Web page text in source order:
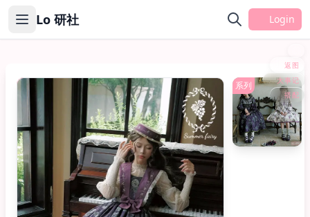
Lo 研社 Login
返图
大事记
搭配
JSK 系列